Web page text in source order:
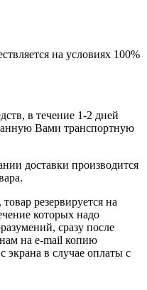
на условиях 100%
в течение 1-2 дней
Вами транспортную
доставки производится
резервируется на
которых надо
сразу после
на e-mail копию
в случае оплаты с